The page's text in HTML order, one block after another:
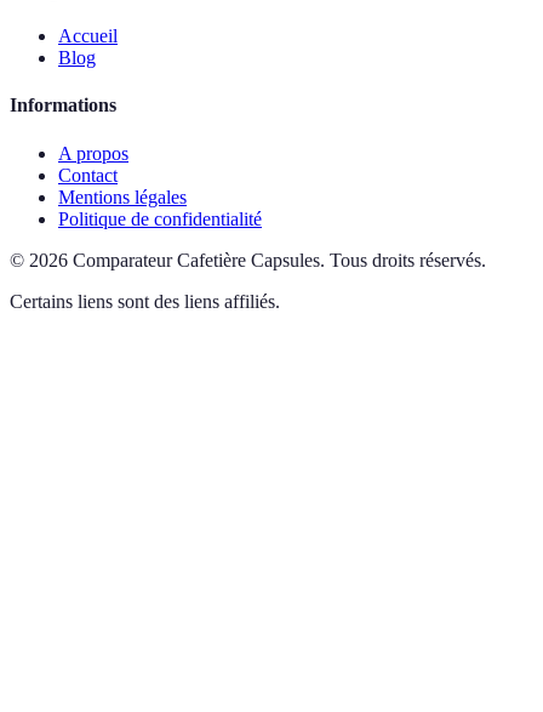
Accueil
Blog
Informations
A propos
Contact
Mentions légales
Politique de confidentialité
© 2026 Comparateur Cafetière Capsules. Tous droits réservés.
Certains liens sont des liens affiliés.